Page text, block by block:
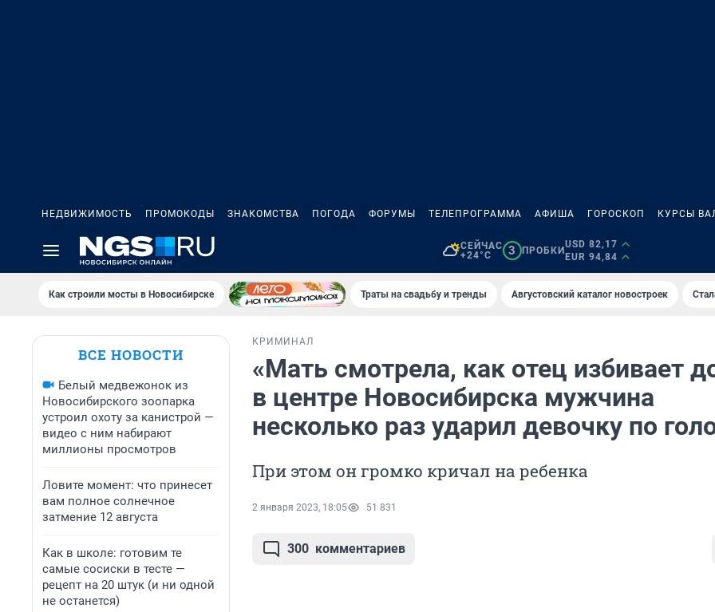
НЕДВИЖИМОСТЬ ПРОМОКОДЫ ЗНАКОМСТВА ПОГОДА ФОРУМЫ ТЕЛЕПРОГРАММА АФИША ГОРОСКОП КУРСЫ
СЕЙЧАС
+24°C
3 ПРОБКИ
USD 82,17
EUR 94,84
Как строили мосты в Новосибирске Траты на свадьбу и тренды Августовский каталог новостроек
ВСЕ НОВОСТИ
Белый медвежонок из
Новосибирского зоопарка
устроил охоту за канистрой —
видео с ним набирают
миллионы просмотров
Ловите момент: что принесет
вам полное солнечное
затмение 12 августа
Как в школе: готовим те
самые сосиски в тесте —
рецепт на 20 штук (и ни одной
не останется)
КРИМИНАЛ
«Мать смотрела, как отец избивает
в центре Новосибирска мужчина
несколько раз ударил девочку по
При этом он громко кричал на ребенка
2 января 2023, 18:05 51 831
300 комментариев